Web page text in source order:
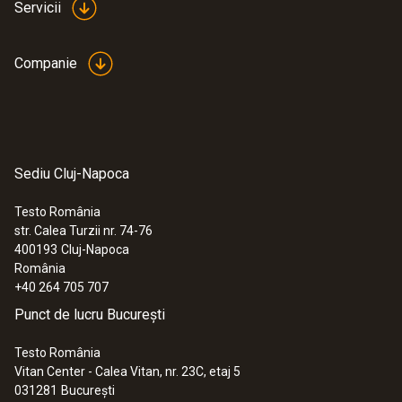
Servicii
Companie
Sediu Cluj-Napoca
Testo România
str. Calea Turzii nr. 74-76
400193 Cluj-Napoca
România
+40 264 705 707
Punct de lucru București
Testo România
Vitan Center - Calea Vitan, nr. 23C, etaj 5
031281 București